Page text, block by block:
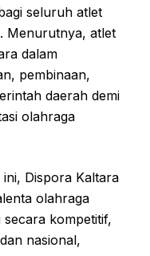
seluruh atlet
Menurutnya, atlet
dalam
pembinaan,
daerah demi
olahraga
Dispora Kaltara
olahraga
kompetitif,
nasional,